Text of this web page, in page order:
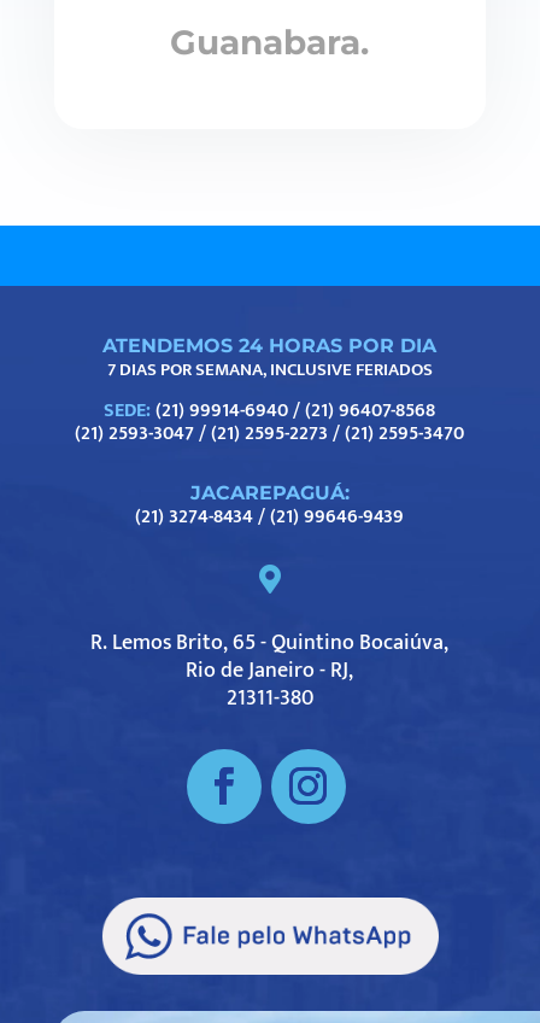
Guanabara.
ATENDEMOS 24 HORAS POR DIA
7 DIAS POR SEMANA, INCLUSIVE FERIADOS
SEDE:(21) 99914-6940/(21) 96407-8568
(21) 2593-3047/(21) 2595-2273/(21) 2595-3470
JACAREPAGUÁ:
(21) 3274-8434/(21) 99646-9439

R. Lemos Brito, 65 - Quintino Bocaiúva,
Rio de Janeiro - RJ,
21311-380